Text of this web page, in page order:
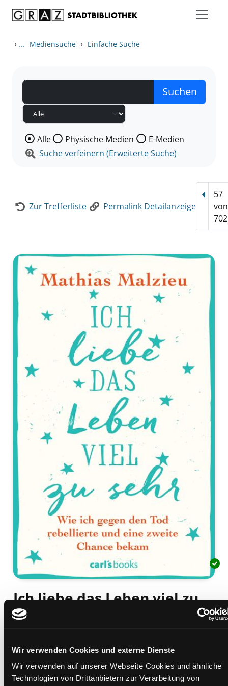
Wir verwenden Cookies und externe Dienste
Wir verwenden auf unserer Webseite Cookies und ähnliche
Technologien von Drittanbietern zur Verarbeitung von
› ... Mediensuche › Einfache Suche
Wählen Sie die Medienart nach der Sie suchen wollen.
Alle Physische Medien
E-Medien
Suche verfeinern (Erweiterte Suche)
Zur Trefferliste Permalink Detailanzeige
57
von
702
Ich liebe das Leben viel zu
sehr
Chance bekam
Mediengruppe: Sachbuch
Verfasser:
Suche nach diesem Verfasser
Malzieu, Mathias